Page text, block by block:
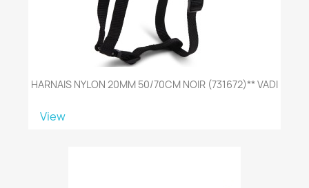
HARNAIS NYLON 20MM 50/70CM NOIR (731672)** VADI
View